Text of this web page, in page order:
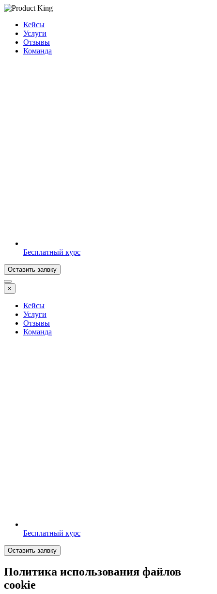
Кейсы
Услуги
Отзывы
Команда
Бесплатный курс
Оставить заявку
×
Кейсы
Услуги
Отзывы
Команда
Бесплатный курс
Оставить заявку
Политика использования файлов
cookie